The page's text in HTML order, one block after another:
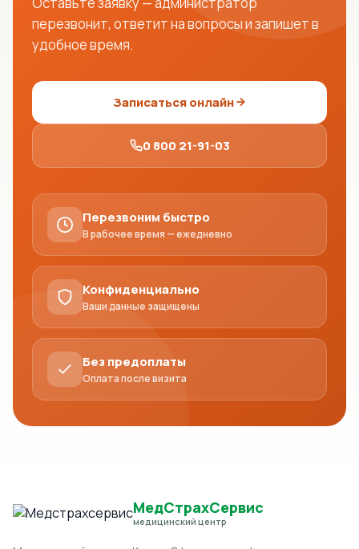
перезвонит, ответит на вопросы и запишет в
удобное время.
Записаться онлайн
0 800 21-91-03
Перезвоним быстро
В рабочее время — ежедневно
Конфиденциально
Ваши данные защищены
Без предоплаты
Оплата после визита
МедСтрахСервис
медицинский центр